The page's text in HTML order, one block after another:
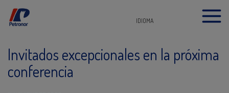
IDIOMA
Invitados excepcionales en la próxima
conferencia